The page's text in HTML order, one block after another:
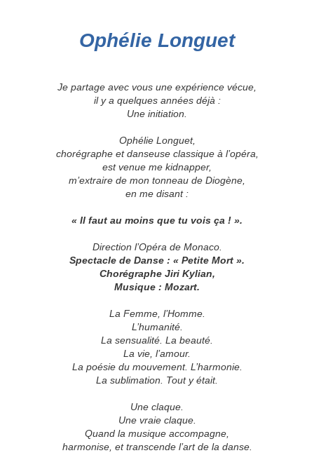
Ophélie Longuet
Je partage avec vous une expérience vécue,
il y a quelques années déjà :
Une initiation.
Ophélie Longuet,
chorégraphe et danseuse classique à l’opéra,
est venue me kidnapper,
m’extraire de mon tonneau de Diogène,
en me disant :
« Il faut au moins que tu vois ça ! ».
Direction l’Opéra de Monaco.
Spectacle de Danse : « Petite Mort ».
Chorégraphe Jiri Kylian,
Musique : Mozart.
La Femme, l’Homme.
L’humanité.
La sensualité. La beauté.
La vie, l’amour.
La poésie du mouvement. L’harmonie.
La sublimation. Tout y était.
Une claque.
Une vraie claque.
Quand la musique accompagne,
harmonise, et transcende l’art de la danse.